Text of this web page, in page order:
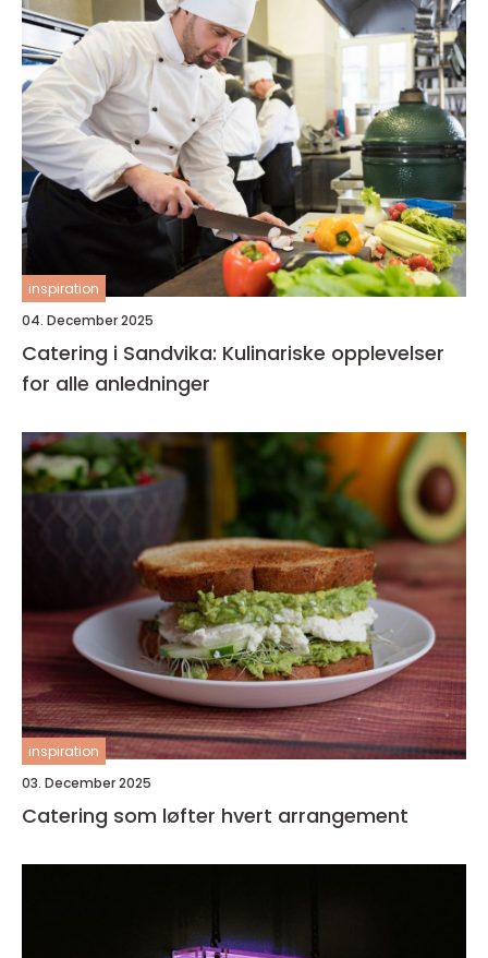
inspiration
04. December 2025
Catering i Sandvika: Kulinariske opplevelser
for alle anledninger
inspiration
03. December 2025
Catering som løfter hvert arrangement